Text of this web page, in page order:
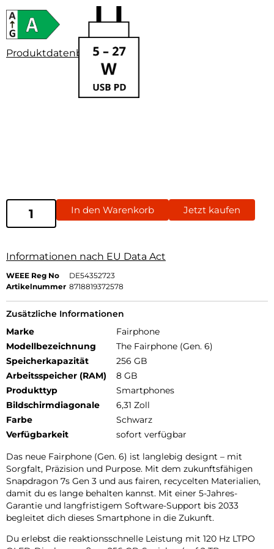
Produktdatenblatt
In den Warenkorb Jetzt kaufen
Informationen nach EU Data Act
WEEE Reg No
DE54352723
Artikelnummer 8718819372578
Zusätzliche Informationen
Marke
Fairphone
Modellbezeichnung
The Fairphone (Gen. 6)
Speicherkapazität
256 GB
Arbeitsspeicher (RAM)
8 GB
Produkttyp
Smartphones
Bildschirmdiagonale
6,31 Zoll
Farbe
Schwarz
Verfügbarkeit
sofort verfügbar
Das neue Fairphone (Gen. 6) ist langlebig designt – mit
Sorgfalt, Präzision und Purpose. Mit dem zukunftsfähigen
Snapdragon 7s Gen 3 und aus fairen, recycelten Materialien,
damit du es lange behalten kannst. Mit einer 5-Jahres-
Garantie und langfristigem Software-Support bis 2033
begleitet dich dieses Smartphone in die Zukunft.
Du erlebst die reaktionsschnelle Leistung mit 120 Hz LTPO